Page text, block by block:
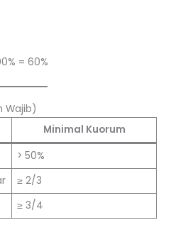
= 60%
Wajib)
Minimal Kuorum
> 50%
≥ 2/3
≥ 3/4